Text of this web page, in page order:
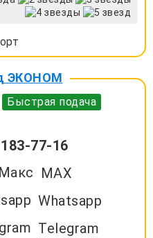
ЭКОНОМ
Быстрая подача
77-16
MAX
Whatsapp
Telegram